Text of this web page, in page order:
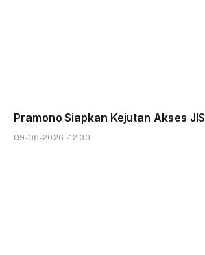
Pramono Siapkan Kejutan Akses JIS
09-08-2026 - 12.30